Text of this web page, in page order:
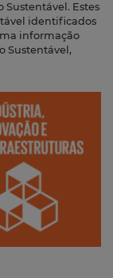
Estes
identificados
informação
Sustentável,